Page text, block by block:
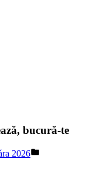
bucură-te
2026